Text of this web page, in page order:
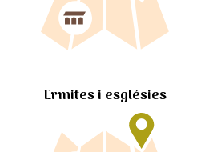
Ermites i esglésies